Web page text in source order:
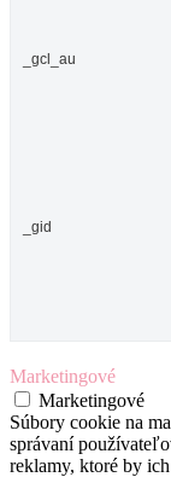
_gcl_au
_gid
Marketingové
Marketingové
Súbory cookie na
správaní
reklamy, ktoré by